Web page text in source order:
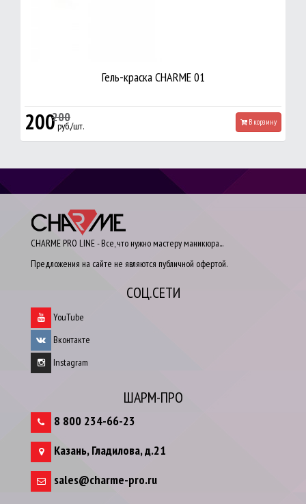
200
Гель-краска CHARME 01
200руб./шт. В корзину
CHARME PRO LINE - Все, что нужно мастеру маникюра...
Предложения на сайте не являются публичной офертой.
СОЦ.СЕТИ
YouTube
Вконтакте
Instagram
ШАРМ-ПРО
8 800 234-66-23
Казань,Гладилова, д.21
sales@charme-pro.ru